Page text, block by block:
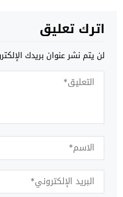
اترك تعليق
لن يتم نشر عنوان بريدك